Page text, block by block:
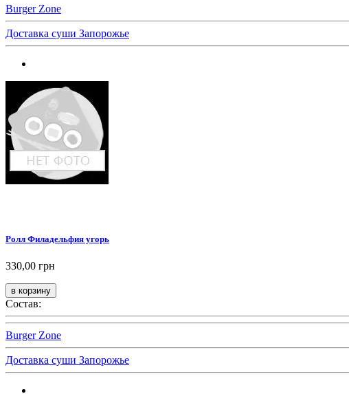
Burger Zone
Доставка суши Запорожье
Ролл Филадельфия угорь
330,00 грн
Состав:
Burger Zone
Доставка суши Запорожье